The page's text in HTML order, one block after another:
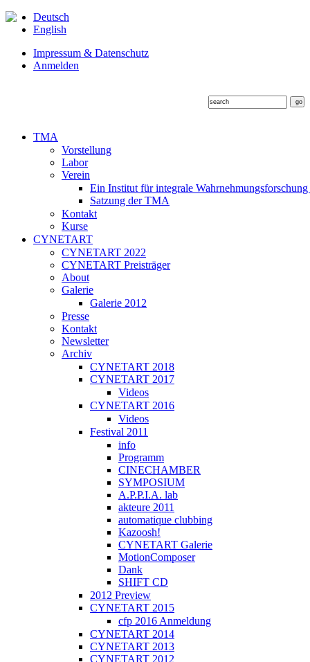
Deutsch
English
Impressum & Datenschutz
Anmelden
TMA
Vorstellung
Labor
Verein
Ein Institut für integrale
Satzung der TMA
Kontakt
Kurse
CYNETART
CYNETART 2022
CYNETART Preisträger
About
Galerie
Galerie 2012
Presse
Kontakt
Newsletter
Archiv
CYNETART 2018
CYNETART 2017
Videos
CYNETART 2016
Videos
Festival 2011
info
Programm
CINECHAMBER
SYMPOSIUM
A.P.P.I.A. lab
akteure 2011
automatique clubbing
Kazoosh!
CYNETART Galerie
MotionComposer
Dank
SHIFT CD
2012 Preview
CYNETART 2015
cfp 2016 Anmeldung
CYNETART 2014
CYNETART 2013
CYNETART 2012